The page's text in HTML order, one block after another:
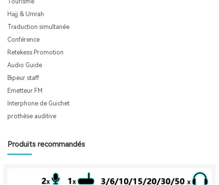
Tourisme
Hajj & Umrah
Traduction simultanée
Conférence
Retekess Promotion
Audio Guide
Bipeur staff
Emetteur FM
Interphone de Guichet
prothèse auditive
Produits recommandés